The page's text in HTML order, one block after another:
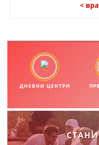
СОЦИЈАЛНО
ПОДГОТВЕНОСТ И
ПРОЕКТИ –
<
ДНЕВНИ ЦЕНТРИ